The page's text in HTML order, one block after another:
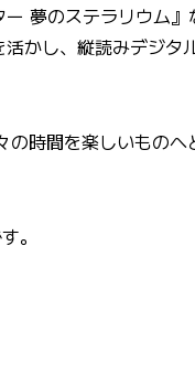
夢のステラリウム』
かし、縦読みデジタ
の時間を楽しいものへ
。